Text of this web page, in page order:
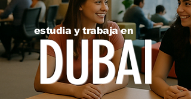
estudia y trabaja en
DUBAI